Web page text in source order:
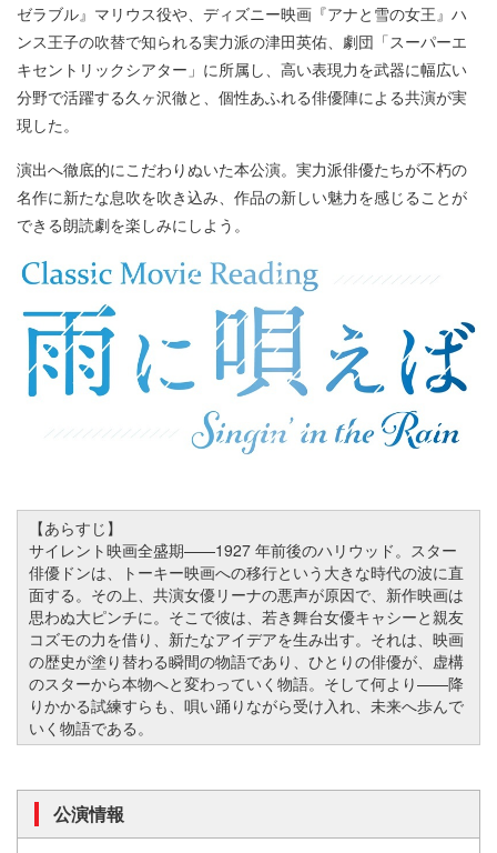
ゼラブル』マリウス役や、ディズニー映画『アナと雪の女王』ハ
ンス王子の吹替で知られる実力派の津田英佑、劇団「スーパーエ
キセントリックシアター」に所属し、高い表現力を武器に幅広い
分野で活躍する久ヶ沢徹と、個性あふれる俳優陣による共演が実
現した。
演出へ徹底的にこだわりぬいた本公演。実力派俳優たちが不朽の
名作に新たな息吹を吹き込み、作品の新しい魅力を感じることが
できる朗読劇を楽しみにしよう。
【あらすじ】
サイレント映画全盛期——1927 年前後のハリウッド。スター
俳優ドンは、トーキー映画への移行という大きな時代の波に直
面する。その上、共演女優リーナの悪声が原因で、新作映画は
思わぬ大ピンチに。そこで彼は、若き舞台女優キャシーと親友
コズモの力を借り、新たなアイデアを生み出す。それは、映画
の歴史が塗り替わる瞬間の物語であり、ひとりの俳優が、虚構
のスターから本物へと変わっていく物語。そして何より——降
りかかる試練すらも、唄い踊りながら受け入れ、未来へ歩んで
いく物語である。
公演情報